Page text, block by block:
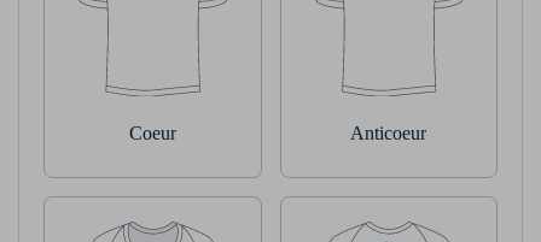
Coeur Anticoeur